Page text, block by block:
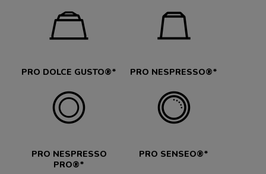
PRO DOLCE GUSTO®* PRO NESPRESSO®*
PRO NESPRESSO
PRO®*
PRO SENSEO®*